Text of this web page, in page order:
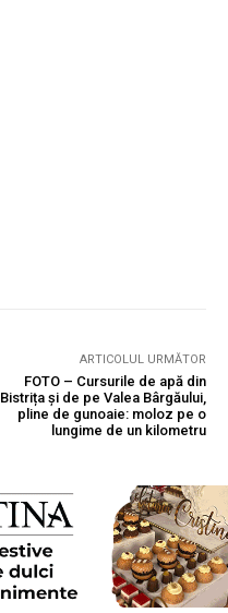
ARTICOLUL URMĂTOR
FOTO – Cursurile de apă din
Bistrița și de pe Valea Bârgăului,
pline de gunoaie: moloz pe o
lungime de un kilometru